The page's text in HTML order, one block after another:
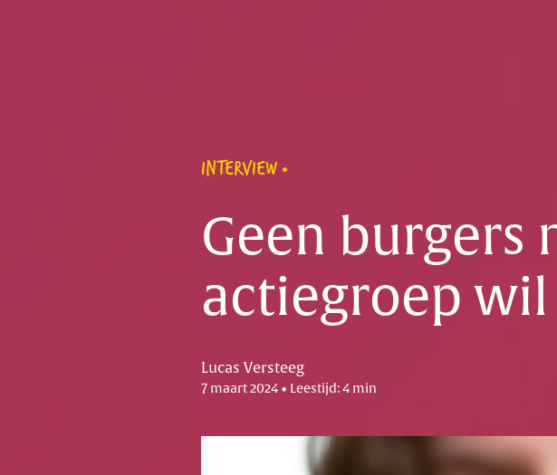
INTERVIEW
Geen burgers
actiegroep wil
Lucas Versteeg
7 maart 2024 • Leestijd: 4 min